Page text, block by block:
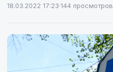
18.03.2022 17:23·144 просмотров